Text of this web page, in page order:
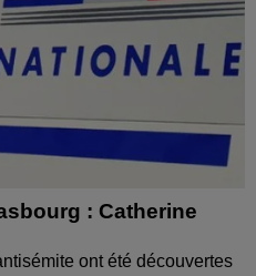
: Catherine
ont été découvertes